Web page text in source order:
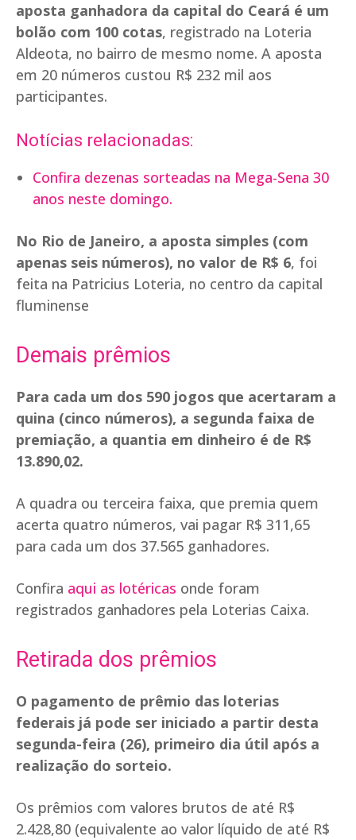
aposta ganhadora da capital do Ceará é um
bolão com 100 cotas, registrado na Loteria
Aldeota, no bairro de mesmo nome. A aposta
em 20 números custou R$ 232 mil aos
participantes.
Notícias relacionadas:
Confira dezenas sorteadas na Mega-Sena 30
anos neste domingo.
No Rio de Janeiro, a aposta simples (com
apenas seis números), no valor de R$ 6, foi
feita na Patricius Loteria, no centro da capital
fluminense
Demais prêmios
Para cada um dos 590 jogos que acertaram a
quina (cinco números), a segunda faixa de
premiação, a quantia em dinheiro é de R$
13.890,02.
A quadra ou terceira faixa, que premia quem
acerta quatro números, vai pagar R$ 311,65
para cada um dos 37.565 ganhadores.
Confira aqui as lotéricas onde foram
registrados ganhadores pela Loterias Caixa.
Retirada dos prêmios
O pagamento de prêmio das loterias
federais já pode ser iniciado a partir desta
segunda-feira (26), primeiro dia útil após a
realização do sorteio.
Os prêmios com valores brutos de até R$
2.428,80 (equivalente ao valor líquido de até R$